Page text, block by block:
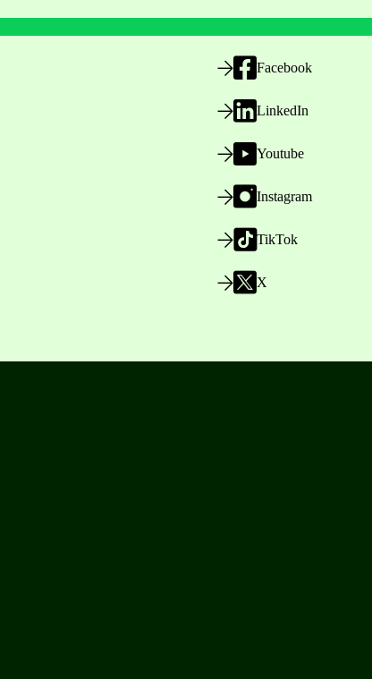
Facebook
LinkedIn
Youtube
Instagram
TikTok
X